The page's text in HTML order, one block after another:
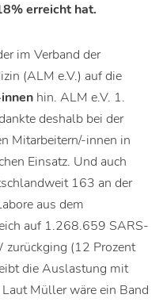
erreicht hat.
im Verband der
(ALM e.V.) auf die
hin. ALM e.V. 1.
deshalb bei der
Mitarbeitern/-innen in
Einsatz. Und auch
163 an der
aus dem
auf 1.268.659 SARS-
(12 Prozent
die Auslastung mit
Müller wäre ein Band